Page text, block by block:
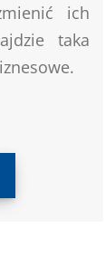
ich
taka